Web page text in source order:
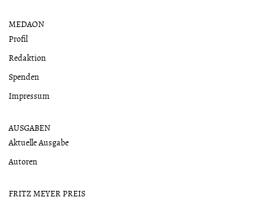
MEDAON
Profil
Redaktion
Spenden
Impressum
AUSGABEN
Aktuelle Ausgabe
Autoren
FRITZ MEYER PREIS